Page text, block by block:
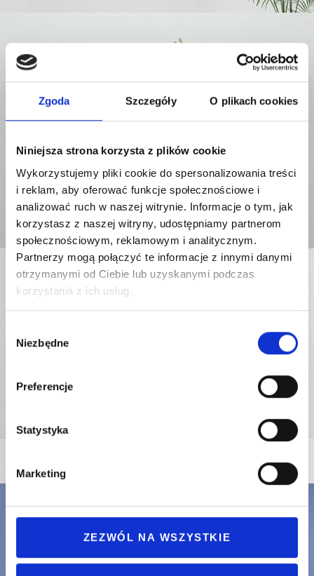
Zgoda Szczegóły O plikach cookies
Niniejsza strona korzysta z plików cookie
Wykorzystujemy pliki cookie do spersonalizowania treści
i reklam, aby oferować funkcje społecznościowe i
analizować ruch w naszej witrynie. Informacje o tym, jak
korzystasz z naszej witryny, udostępniamy partnerom
społecznościowym, reklamowym i analitycznym.
Partnerzy mogą połączyć te informacje z innymi danymi
otrzymanymi od Ciebie lub uzyskanymi podczas
korzystania z ich usług.
zgody
Niezbędne
Preferencje
Statystyka
Marketing
ZEZWÓL NA WSZYSTKIE